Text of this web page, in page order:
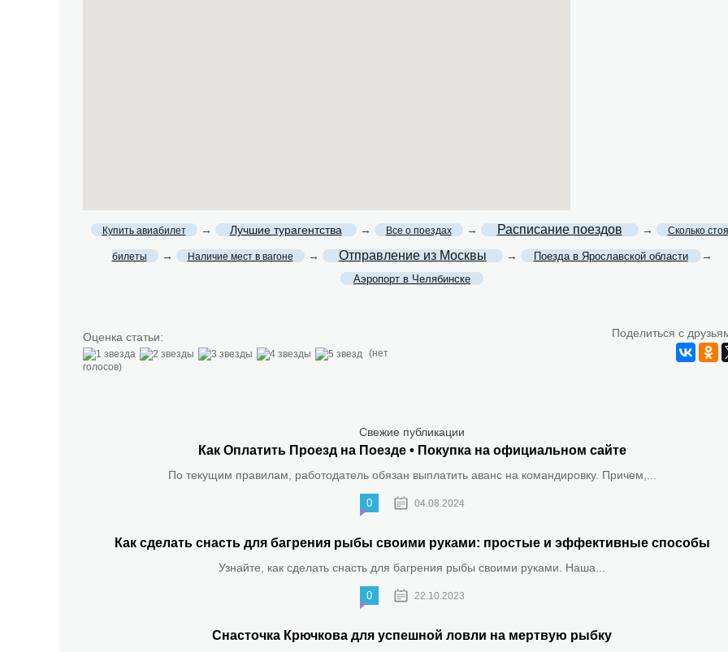
Купить авиабилет → Лучшие турагентства → Все о поездах → Расписание поездов → Сколько
билеты → Наличие мест в вагоне → Отправление из Москвы → Поезда в Ярославской области →
Аэропорт в Челябинске
Оценка статьи:
(нет
голосов)
Поделиться с
Свежие публикации
Как Оплатить Проезд на Поезде • Покупка на официальном сайте
По текущим правилам, работодатель обязан выплатить аванс на командировку. Причем,...
0 04.08.2024
Как сделать снасть для багрения рыбы своими руками: простые и эффективные способы
Узнайте, как сделать снасть для багрения рыбы своими руками. Наша...
0 22.10.2023
Снасточка Крючкова для успешной ловли на мертвую рыбку